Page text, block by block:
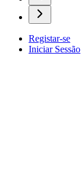
Registar-se
Iniciar Sessão